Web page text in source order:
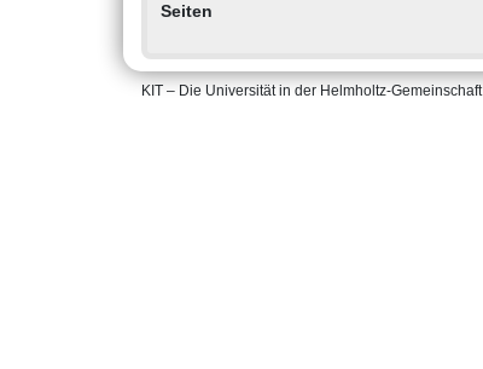
Seiten
KIT – Die Universität in der Helmholtz-Gemeinschaft